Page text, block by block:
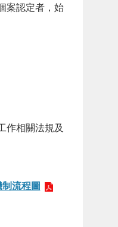
案認定者，始
作相關法規及
流程圖